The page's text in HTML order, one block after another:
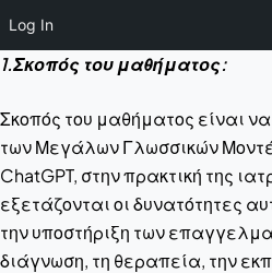
Log In
1.Σκοπός του μαθήματος:
Σκοπός του μαθήματος είναι
των Μεγάλων Γλωσσικών
ChatGPT, στην πρακτική της
εξετάζονται οι δυνατότητες
την υποστήριξη των
διάγνωση, τη θεραπεία, την